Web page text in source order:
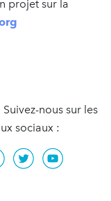
projet sur la
nous sur les
sociaux :